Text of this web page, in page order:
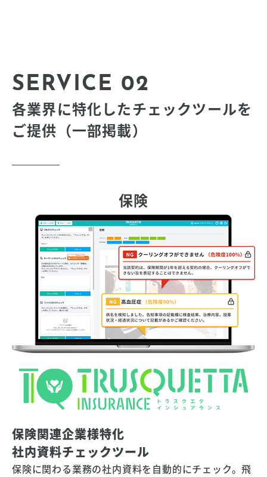
SERVICE 02
各業界に特化したチェックツールを
ご提供（一部掲載）
保険
保険関連企業様特化
社内資料チェックツール
保険に関わる業務の社内資料を自動的にチェック。飛